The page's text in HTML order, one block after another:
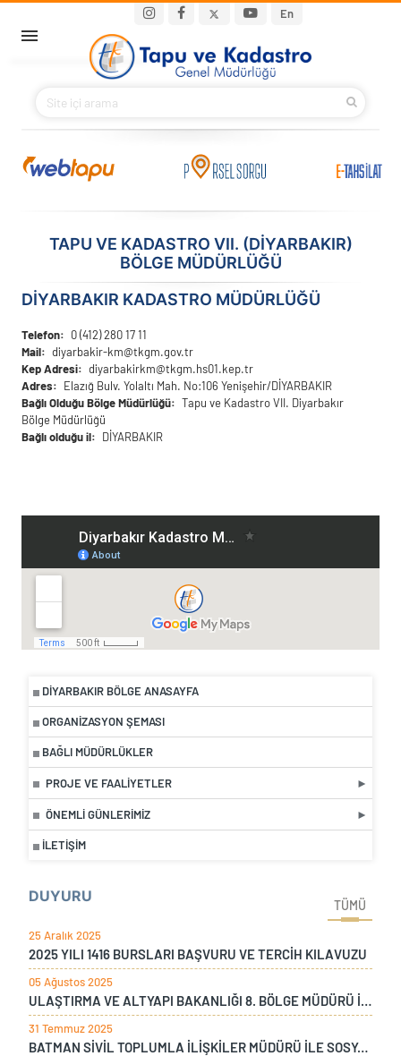
En
Main navigation
BAKANIMIZ
KURUMSAL
İLETIŞIM
S.S.S.
TAPU VE KADASTRO VII. (DIYARBAKIR)
BÖLGE MÜDÜRLÜĞÜ
DIYARBAKIR BÖLGE ANASAYFA
ORGANIZASYON ŞEMASI
BAĞLI MÜDÜRLÜKLER
PROJE VE FAALIYETLER
ÖNEMLI GÜNLERIMIZ
İLETIŞIM
DUYURU
TÜMÜ
25 Aralık 2025
2025 YILI 1416 BURSLARI BAŞVURU VE TERCİH KILAVUZU
05 Ağustos 2025
ULAŞTIRMA VE ALTYAPI BAKANLIĞI 8. BÖLGE MÜDÜRÜ İLE ÇAYKUR DİYARBAKIR BÖLGE MÜDÜRÜNÜN BÖLGE MÜDÜRLÜĞÜMÜZÜ ZİYARETİ
31 Temmuz 2025
BATMAN SİVİL TOPLUMLA İLİŞKİLER MÜDÜRÜ İLE SOSYAL YARDIMLAŞMA MÜDÜRÜNÜN BÖLGE MÜDÜRLÜĞÜMÜZÜ ZİYARETİ
DİYARBAKIR KADASTRO MÜDÜRLÜĞÜ
Telefon
0 (412) 280 17 11
Mail
diyarbakir-km@tkgm.gov.tr
Kep Adresi
diyarbakirkm@tkgm.hs01.kep.tr
Adres
Elazığ Bulv. Yolaltı Mah. No:106 Yenişehir/DİYARBAKIR
Bağlı Olduğu Bölge Müdürlüğü
Tapu ve Kadastro VII. Diyarbakır
Bölge Müdürlüğü
Bağlı olduğu il
DİYARBAKIR